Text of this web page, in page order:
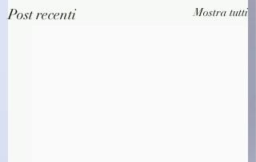
Post recenti Mostra tutti